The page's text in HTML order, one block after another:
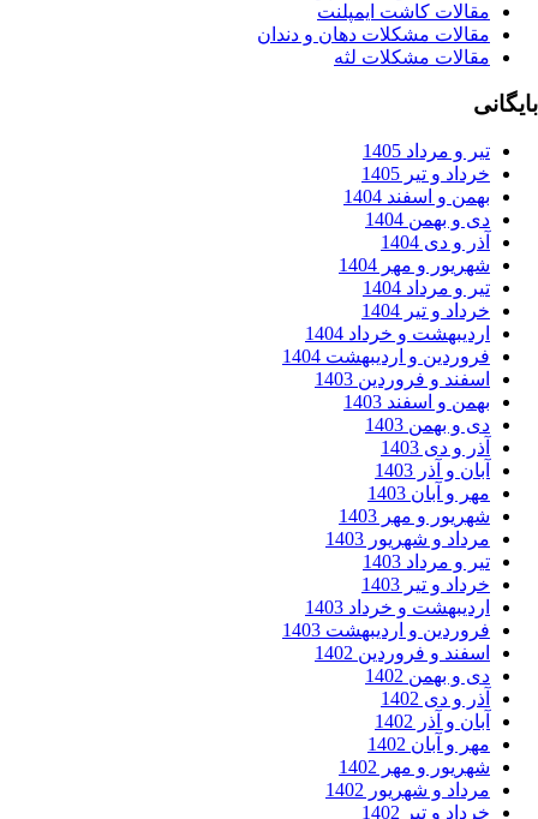
کاشت ایمپلنت
مشکلات دهان و دندان
مشکلات لثه
و مرداد 1405
و تیر 1405
و اسفند 1404
و بهمن 1404
و دی 1404
و مهر 1404
و مرداد 1404
و تیر 1404
و خرداد 1404
و اردیبهشت 1404
و فروردین 1403
و اسفند 1403
و بهمن 1403
و دی 1403
و آذر 1403
و آبان 1403
و مهر 1403
و شهریور 1403
و مرداد 1403
و تیر 1403
و خرداد 1403
و اردیبهشت 1403
و فروردین 1402
و بهمن 1402
و دی 1402
و آذر 1402
و آبان 1402
و مهر 1402
و شهریور 1402
و تیر 1402